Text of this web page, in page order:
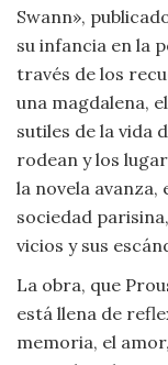
Swann»,
su infancia en la
través de los
una magdalena,
sutiles de la vida
rodean y los
la novela
sociedad
vicios y sus
La obra, que
está llena de
memoria, el